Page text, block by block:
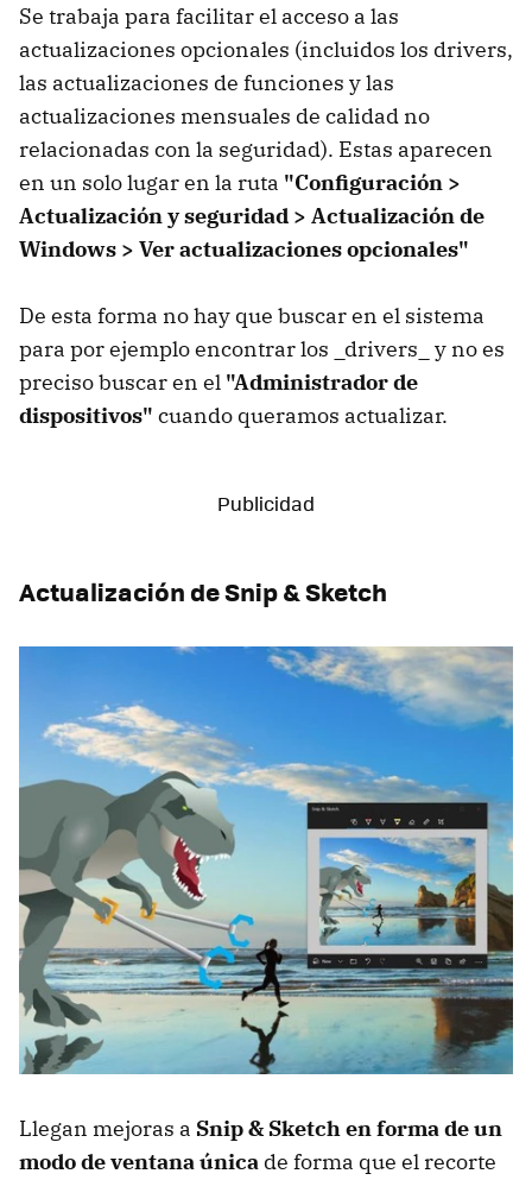
Se trabaja para facilitar el acceso a las
actualizaciones opcionales (incluidos los drivers,
las actualizaciones de funciones y las
actualizaciones mensuales de calidad no
relacionadas con la seguridad). Estas aparecen
en un solo lugar en la ruta "Configuración >
Actualización y seguridad > Actualización de
Windows > Ver actualizaciones opcionales"
De esta forma no hay que buscar en el sistema
para por ejemplo encontrar los _drivers_ y no es
preciso buscar en el "Administrador de
dispositivos" cuando queramos actualizar.
Actualización de Snip & Sketch
Llegan mejoras a Snip & Sketch en forma de un
modo de ventana única de forma que el recorte